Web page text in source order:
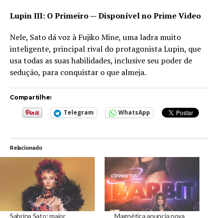
Lupin III: O Primeiro — Disponível no Prime Video
Nele, Sato dá voz à Fujiko Mine, uma ladra muito
inteligente, principal rival do protagonista Lupin, que
usa todas as suas habilidades, inclusive seu poder de
sedução, para conquistar o que almeja.
Compartilhe:
Telegram WhatsApp
Relacionado
Sabrina Sato: maior Magnética anuncia nova